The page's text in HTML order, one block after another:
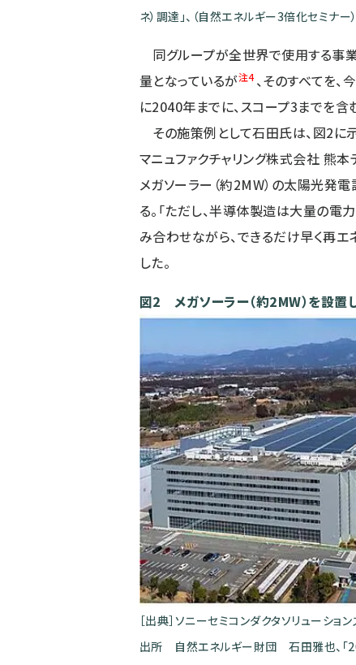
ネ）調達」、（自然エネルギー3倍化セミナ
同グループが全世界で使用する事
量となっているが注4、そのすべてを
に2040年までに、スコープ3までを
その施策例として石田氏は、図2に
マニュファクチャリング株式会社 熊
メガソーラー（約2MW）の太陽光発
る。「ただし、半導体製造は大量の電
み合わせながら、できるだけ早く再
した。
図2 メガソーラー（約2MW）を設置
［出典］ソニーセミコンダクタソリューション
出所 自然エネルギー財団 石田雅也、「